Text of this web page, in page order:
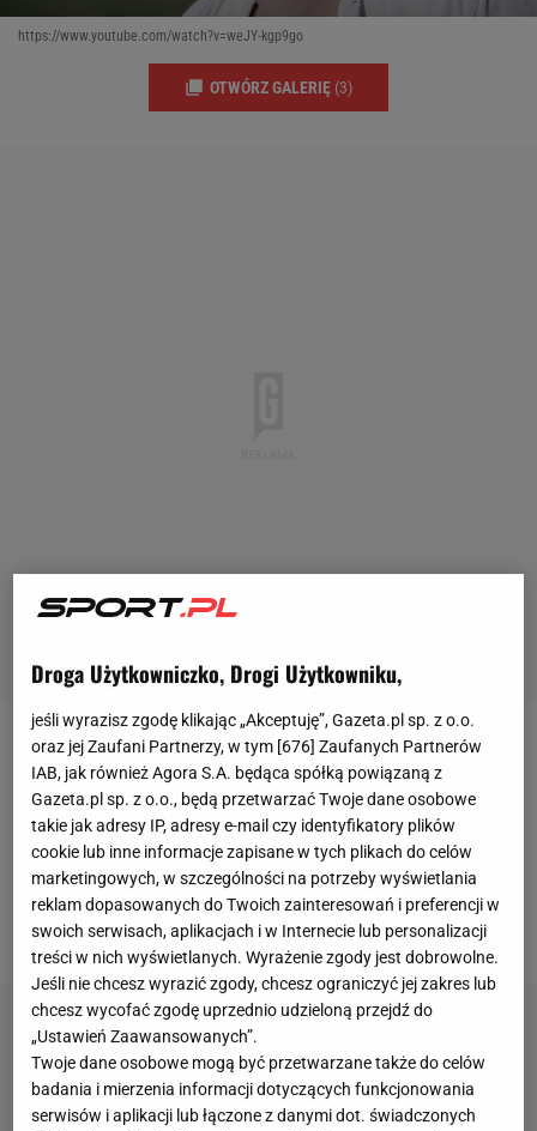
https://www.youtube.com/watch?v=weJY-kgp9go
OTWÓRZ GALERIĘ (3)
Pontus Wernbloom od trzech lat pozostaje na
piłkarskiej emeryturze. Teraz postanowił o sobie
przypomnieć. Były pomocnik reprezentacji Szwecji
wypowiedział się na łamach dziennika "Aftonbladet"
na temat gry w lidze rosyjskiej. Z perspektywy czasu
żałuje tamtego rozdziału w swoim życiu.
Droga Użytkowniczko, Drogi Użytkowniku,
jeśli wyrazisz zgodę klikając „Akceptuję”, Gazeta.pl sp. z o.o.
oraz jej Zaufani Partnerzy, w tym [676] Zaufanych Partnerów
IAB, jak również Agora S.A. będąca spółką powiązaną z
Gazeta.pl sp. z o.o., będą przetwarzać Twoje dane osobowe
takie jak adresy IP, adresy e-mail czy identyfikatory plików
cookie lub inne informacje zapisane w tych plikach do celów
marketingowych, w szczególności na potrzeby wyświetlania
reklam dopasowanych do Twoich zainteresowań i preferencji w
swoich serwisach, aplikacjach i w Internecie lub personalizacji
treści w nich wyświetlanych. Wyrażenie zgody jest dobrowolne.
Jeśli nie chcesz wyrazić zgody, chcesz ograniczyć jej zakres lub
chcesz wycofać zgodę uprzednio udzieloną przejdź do
„Ustawień Zaawansowanych”.
Twoje dane osobowe mogą być przetwarzane także do celów
badania i mierzenia informacji dotyczących funkcjonowania
serwisów i aplikacji lub łączone z danymi dot. świadczonych